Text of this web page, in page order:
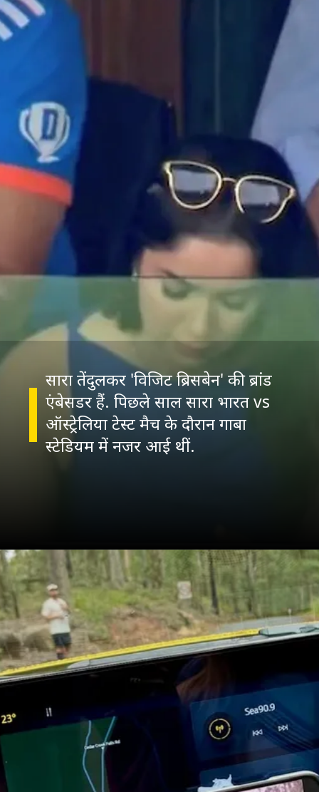
सारा तेंदुलकर 'विजिट ब्रिसबेन' की ब्रांड
एंबेसडर हैं. पिछले साल सारा भारत vs
ऑस्ट्रेलिया टेस्ट मैच के दौरान गाबा
स्टेडियम में नजर आई थीं.